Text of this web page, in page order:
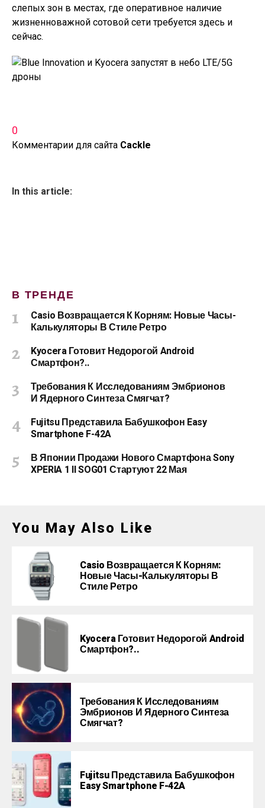
слепых зон в местах, где оперативное наличие
жизненноважной сотовой сети требуется здесь и
сейчас.
0
Комментарии для сайта Cackle
In this article:
В ТРЕНДЕ
Casio Возвращается К Корням: Новые Часы-
Калькуляторы В Стиле Ретро
Kyocera Готовит Недорогой Android
Смартфон?..
Требования К Исследованиям Эмбрионов
И Ядерного Синтеза Смягчат?
Fujitsu Представила Бабушкофон Easy
Smartphone F-42A
В Японии Продажи Нового Смартфона Sony
XPERIA 1 II SOG01 Стартуют 22 Мая
You May Also Like
Casio Возвращается К Корням:
Новые Часы-Калькуляторы В
Стиле Ретро
Kyocera Готовит Недорогой Android
Смартфон?..
Требования К Исследованиям
Эмбрионов И Ядерного Синтеза
Смягчат?
Fujitsu Представила Бабушкофон
Easy Smartphone F-42A